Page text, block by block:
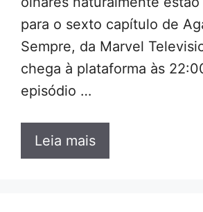
para o sexto capítulo de
Sempre, da Marvel
chega à plataforma às
episódio …
Leia mais